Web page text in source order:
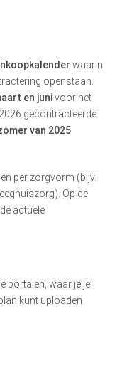
waarin
openstaan.
en junivoor het
gecontracteerde
van 2025
per zorgvorm (bijv.
Op de
actuele
portalen, waar je je
kunt uploaden.